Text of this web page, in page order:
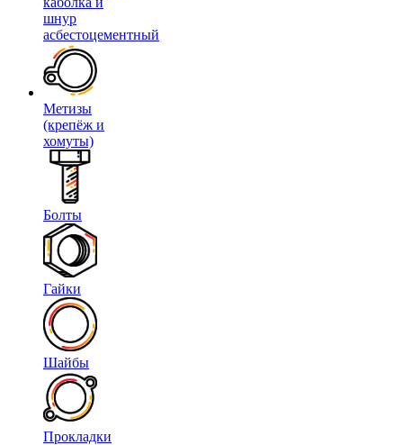
шнур
асбестоцементный
Метизы
(крепёж и
хомуты)
Болты
Гайки
Шайбы
Прокладки